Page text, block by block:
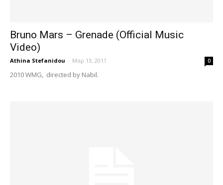
Bruno Mars – Grenade (Official Music
Video)
Athina Stefanidou - Μαρ 13, 2011 0
2010 WMG, directed by Nabil.